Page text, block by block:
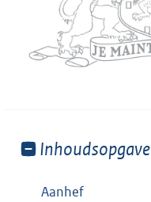
Toon
van:
Inhoudsopgave
Aanhef